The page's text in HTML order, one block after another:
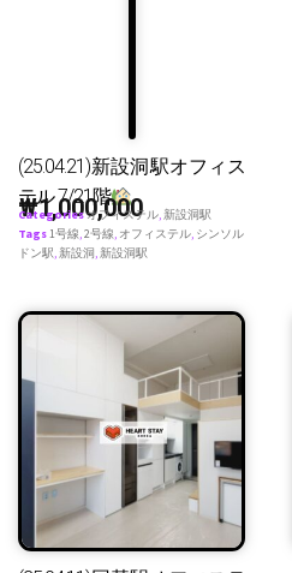
(25.04.21)新設洞駅オフィス
テル 7/21階
₩1,000,000
Categoriesオフィステル,新設洞駅
Tags1号線,2号線, オフィステル, シンソル
ドン駅,新設洞 ,新設洞駅